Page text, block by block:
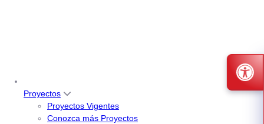
Proyectos
Proyectos Vigentes
Conozca más Proyectos